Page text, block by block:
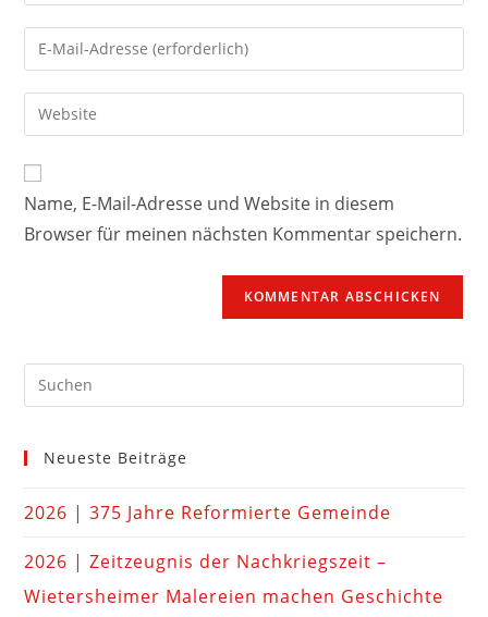
Name, E-Mail-Adresse und Website in diesem
Browser für meinen nächsten Kommentar speichern.
Neueste Beiträge
2026 | 375 Jahre Reformierte Gemeinde
2026 | Zeitzeugnis der Nachkriegszeit –
Wietersheimer Malereien machen Geschichte